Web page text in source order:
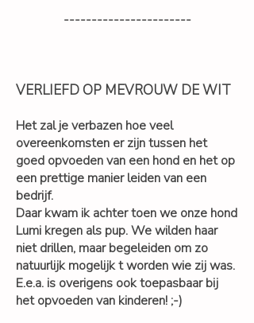
​ -----------------------
VERLIEFD OP MEVROUW DE WIT
Het zal je verbazen hoe veel
overeenkomsten er zijn tussen het
goed opvoeden van een hond en het op
een prettige manier leiden van een
bedrijf.
Daar kwam ik achter toen we onze hond
Lumi kregen als pup. We wilden haar
niet drillen, maar begeleiden om zo
natuurlijk mogelijk t worden wie zij was.
E.e.a. is overigens ook toepasbaar bij
het opvoeden van kinderen! ;-)